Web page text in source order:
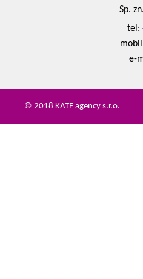
Sp.
tel:
e-
© 2018 KATE agency s.r.o.